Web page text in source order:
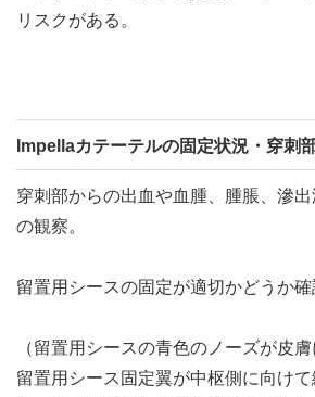
リスクがある。
Impellaカテーテルの固定状況・穿刺
穿刺部からの出血や血腫、腫脹、滲
の観察。
留置用シースの固定が適切かどうか確
（留置用シースの青色のノーズが皮
留置用シース固定翼が中枢側に向けて